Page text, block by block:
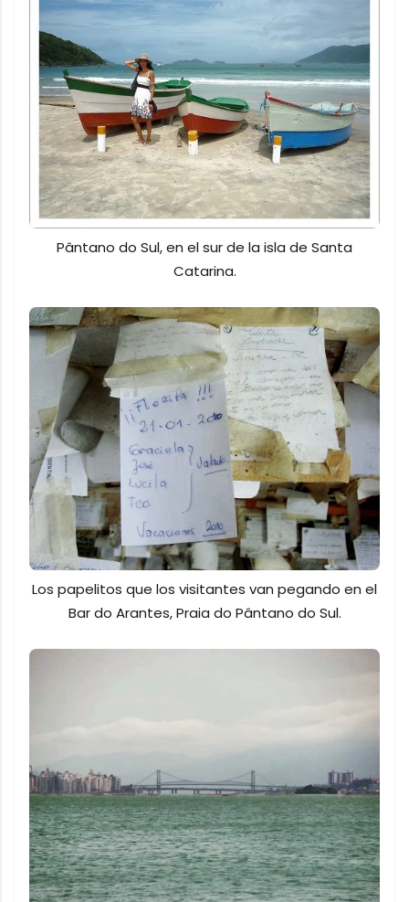
Pântano do Sul, en el sur de la isla de Santa
Catarina.
Los papelitos que los visitantes van pegando en el
Bar do Arantes, Praia do Pântano do Sul.